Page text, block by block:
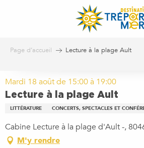
Page d’accueil Lecture à la plage Ault
Mardi 18 août de 15:00 à 19:00
Lecture à la plage Ault
LITTÉRATURE CONCERTS, SPECTACLES ET
Cabine Lecture à la plage d'Ault -,
M'y rendre